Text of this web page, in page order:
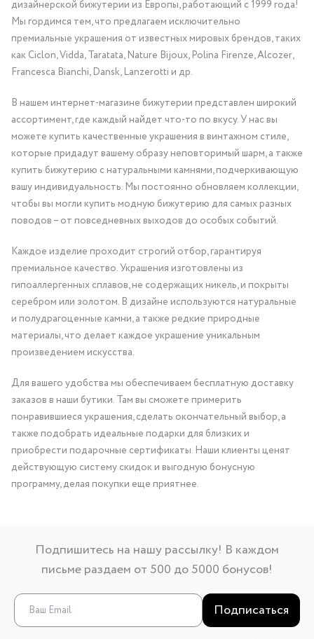
дизайнерской бижутерии из Европы, работающий с 1999 года!
Мы гордимся тем, что предлагаем исключительно
премиальные украшения от известных мировых брендов, таких
как Ciclon, Vidda, Taratata, Nature Bijoux, Polina Firenze, Alcozer,
Francesca Bianchi, Dansk, Lanzerotti и др.
В нашем интернет-магазине бижутерии представлен широкий
ассортимент, где каждый найдет что-то по вкусу. У нас вы
можете купить качественные украшения в винтажном стиле,
которые придадут вашему образу неповторимый шарм, а также
купить бижутерию с натуральными камнями, подчеркивающую
вашу индивидуальность. Мы постоянно обновляем коллекции,
чтобы вы могли купить модную бижутерию для самых разных
поводов – от повседневных выходов до особых событий.
Каждое изделие проходит строгий отбор, гарантируя
премиальное качество. Украшения изготовлены из
гипоаллергенных сплавов, не содержащих никель, и покрыты
серебром или золотом. В дизайне используются натуральные
и полудрагоценные камни, а также редкие природные
материалы, что делает каждое украшение уникальным
произведением искусства.
Для вашего удобства мы обеспечиваем бесплатную доставку
заказов в наши бутики. Там вы сможете примерить
понравившиеся украшения, сделать окончательный выбор, а
также подобрать идеальные подарки для близких и
приобрести подарочные сертификаты. Наши клиенты ценят
действующую систему скидок и выгодную бонусную
программу, делая покупки еще приятнее.
Подпишитесь на нашу рассылку! В каждом
письме раздаем от 500 до 5000 бонусов!
Подписаться